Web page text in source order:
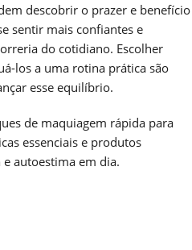
descobrir o prazer e benefício
sentir mais confiantes e
do cotidiano. Escolher
los a uma rotina prática são
esse equilíbrio.
de maquiagem rápida para
essenciais e produtos
autoestima em dia.